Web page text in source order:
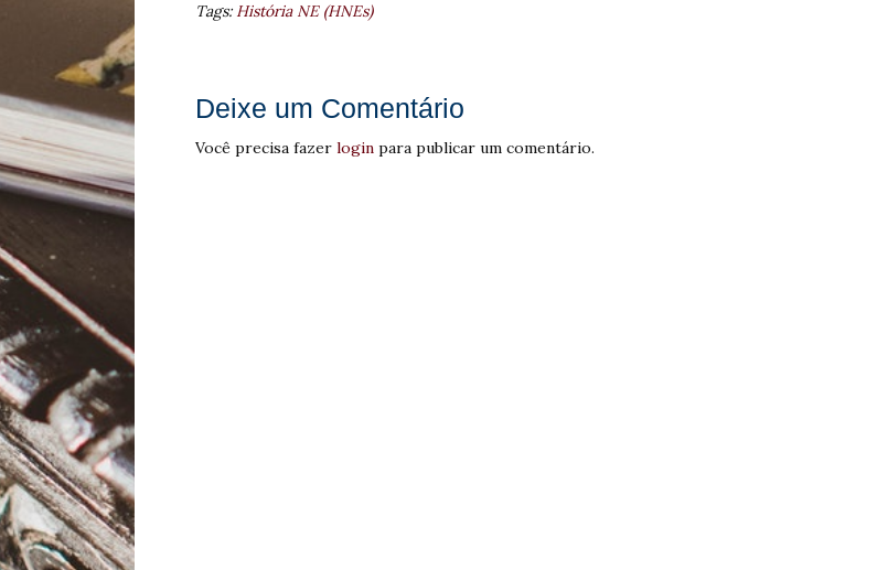
Tags:História NE (HNEs)
Deixe um Comentário
Você precisa fazer login para publicar um comentário.